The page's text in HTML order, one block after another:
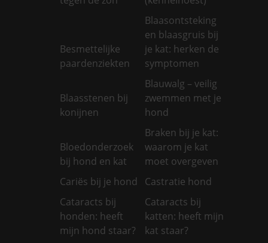
Besmettelijke
paardenziekten
Blaasontsteking
en blaasgruis bij
je kat: herken de
symptomen
Blaasstenen bij
konijnen
Blauwalg – veilig
zwemmen met je
hond
Bloedonderzoek
bij hond en kat
Braken bij je kat:
waarom je kat
moet overgeven
Cariës bij je hond
Castratie hond
Cataracts bij
honden: heeft
mijn hond staar?
Cataracts bij
katten: heeft mijn
kat staar?